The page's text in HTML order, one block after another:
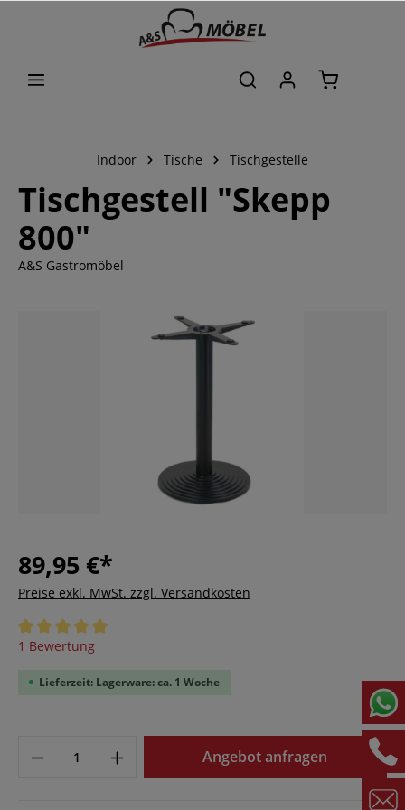
Indoor Tische Tischgestelle
Tischgestell "Skepp
800"
A&S Gastromöbel
89,95 €*
Preise exkl. MwSt. zzgl. Versandkosten
Durchschnittliche Bewertung von 5 von 5 Sternen
1 Bewertung
Lieferzeit: Lagerware: ca. 1 Woche
Angebot anfragen